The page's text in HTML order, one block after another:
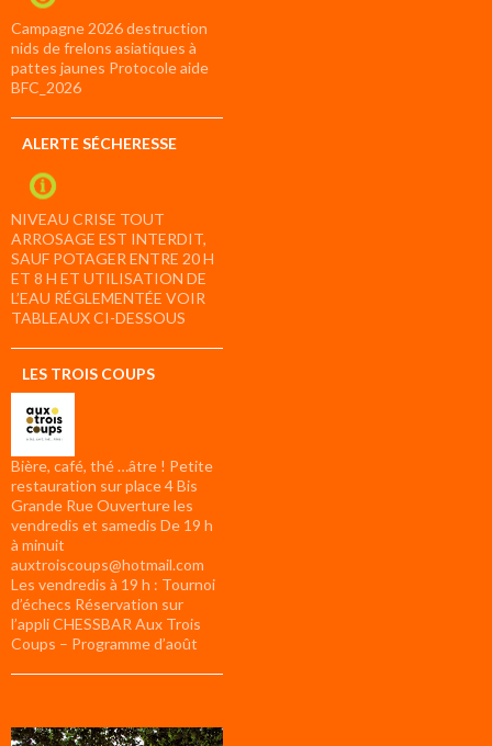
Campagne 2026 destruction
nids de frelons asiatiques à
pattes jaunes Protocole aide
BFC_2026
ALERTE SÉCHERESSE
NIVEAU CRISE TOUT
ARROSAGE EST INTERDIT,
SAUF POTAGER ENTRE 20 H
ET 8 H ET UTILISATION DE
L’EAU RÉGLEMENTÉE VOIR
TABLEAUX CI-DESSOUS
LES TROIS COUPS
Bière, café, thé …âtre ! Petite
restauration sur place 4 Bis
Grande Rue Ouverture les
vendredis et samedis De 19 h
à minuit
auxtroiscoups@hotmail.com
Les vendredis à 19 h : Tournoi
d’échecs Réservation sur
l’appli CHESSBAR Aux Trois
Coups – Programme d’août